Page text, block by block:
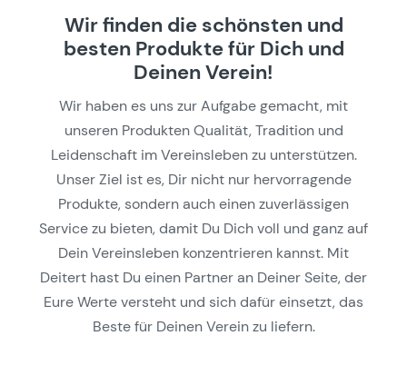
Wir finden die schönsten und
besten Produkte für Dich und
Deinen Verein!
Wir haben es uns zur Aufgabe gemacht, mit
unseren Produkten Qualität, Tradition und
Leidenschaft im Vereinsleben zu unterstützen.
Unser Ziel ist es, Dir nicht nur hervorragende
Produkte, sondern auch einen zuverlässigen
Service zu bieten, damit Du Dich voll und ganz auf
Dein Vereinsleben konzentrieren kannst. Mit
Deitert hast Du einen Partner an Deiner Seite, der
Eure Werte versteht und sich dafür einsetzt, das
Beste für Deinen Verein zu liefern.